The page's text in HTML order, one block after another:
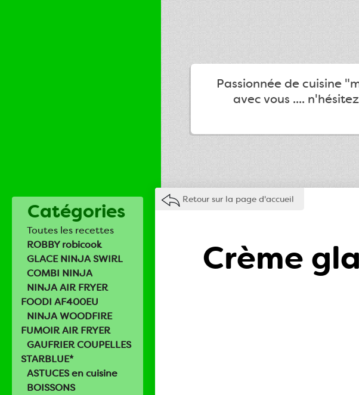
Passionnée de cuisine
avec vous ....
Catégories
Toutes les recettes
ROBBY robicook
GLACE NINJA SWIRL
COMBI NINJA
NINJA AIR FRYER
FOODI AF400EU
NINJA WOODFIRE
FUMOIR AIR FRYER
GAUFRIER COUPELLES
STARBLUE*
ASTUCES en cuisine
BOISSONS
Retour sur la page d'accueil
Crème